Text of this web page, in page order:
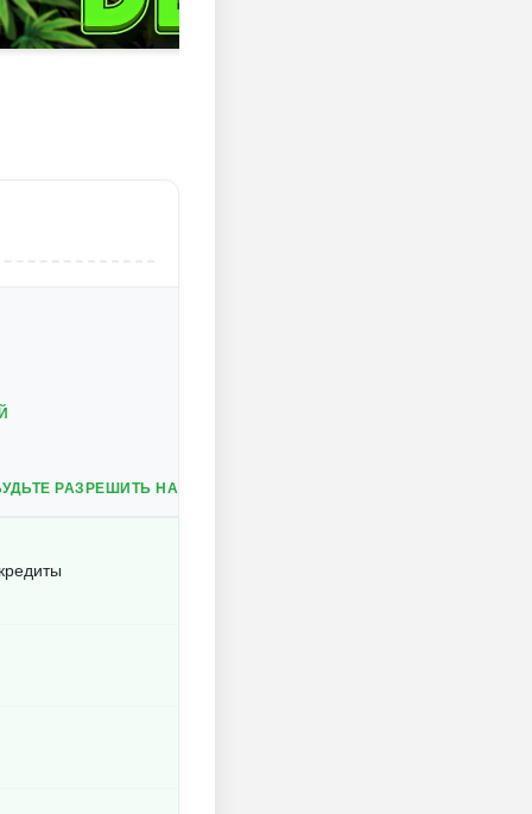
РАЗРЕШИТЬ НАЛОЖЕНИЕ НА ДРУГИЕ ПРИЛОЖЕНИЯ НА